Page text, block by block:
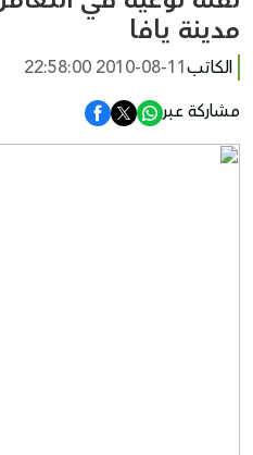
مدينة يافا
الكاتب2010-08-11 22:58:00
مشاركة عبر